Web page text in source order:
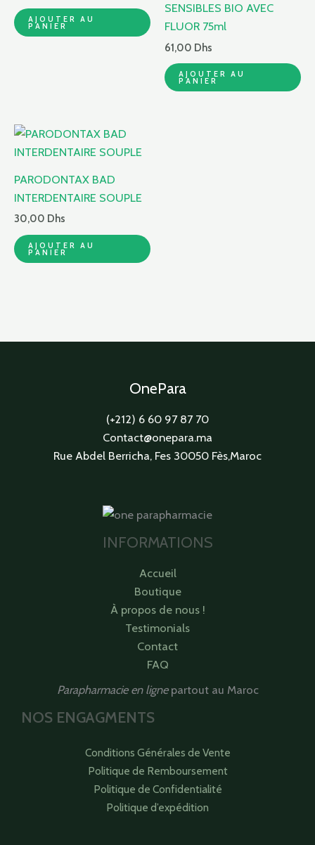
AJOUTER AU
PANIER
SENSIBLES BIO AVEC
FLUOR 75ml
61,00 Dhs
AJOUTER AU
PANIER
PARODONTAX BAD
INTERDENTAIRE SOUPLE
30,00 Dhs
AJOUTER AU
PANIER
OnePara
(+212) 6 60 97 87 70
Contact@onepara.ma
Rue Abdel Berricha, Fes 30050 Fès,Maroc
INFORMATIONS
Accueil
Boutique
À propos de nous !
Testimonials
Contact
FAQ
Parapharmacie en lignepartout au Maroc
NOS ENGAGMENTS
Conditions Générales de Vente
Politique de Remboursement
Politique de Confidentialité
Politique d’expédition